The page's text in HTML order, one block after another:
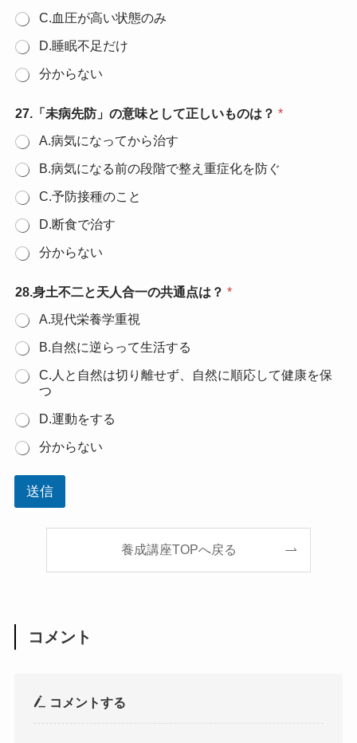
C.血圧が高い状態のみ
D.睡眠不足だけ
分からない
27.「未病先防」の意味として正しいものは？ *
A.病気になってから治す
B.病気になる前の段階で整え重症化を防ぐ
C.予防接種のこと
D.断食で治す
分からない
28.身土不二と天人合一の共通点は？ *
A.現代栄養学重視
B.自然に逆らって生活する
C.人と自然は切り離せず、自然に順応して健康を保
つ
D.運動をする
分からない
送信
養成講座TOPへ戻る
コメント
コメントする